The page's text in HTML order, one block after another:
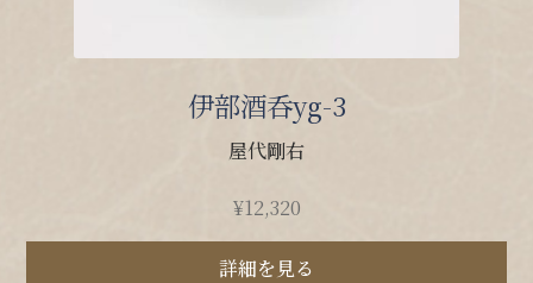
伊部酒呑yg-3
屋代剛右
¥12,320
詳細を見る